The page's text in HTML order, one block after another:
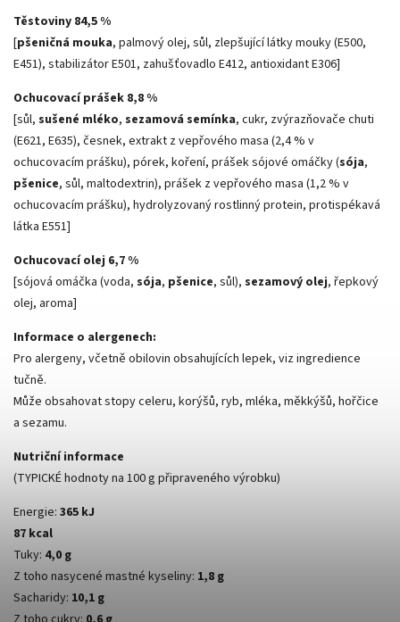
Těstoviny 84,5 %
[pšeničná mouka, palmový olej, sůl, zlepšující látky mouky (E500,
E451), stabilizátor E501, zahušťovadlo E412, antioxidant E306]
Ochucovací prášek 8,8 %
[sůl, sušené mléko, sezamová semínka, cukr, zvýrazňovače chuti
(E621, E635), česnek, extrakt z vepřového masa (2,4 % v
ochucovacím prášku), pórek, koření, prášek sójové omáčky (sója,
pšenice, sůl, maltodextrin), prášek z vepřového masa (1,2 % v
ochucovacím prášku), hydrolyzovaný rostlinný protein, protispékavá
látka E551]
Ochucovací olej 6,7 %
[sójová omáčka (voda, sója, pšenice, sůl), sezamový olej, řepkový
olej, aroma]
Informace o alergenech:
Pro alergeny, včetně obilovin obsahujících lepek, viz ingredience
tučně.
Může obsahovat stopy celeru, korýšů, ryb, mléka, měkkýšů, hořčice
a sezamu.
Nutriční informace
(TYPICKÉ hodnoty na 100 g připraveného výrobku)
Energie: 365 kJ
87 kcal
Tuky: 4,0 g
Z toho nasycené mastné kyseliny: 1,8 g
Sacharidy: 10,1 g